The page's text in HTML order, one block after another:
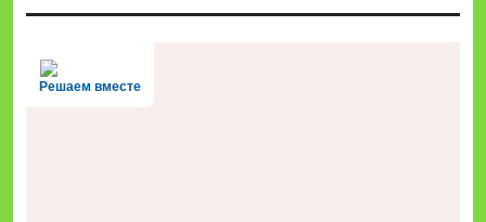
Решаем вместе